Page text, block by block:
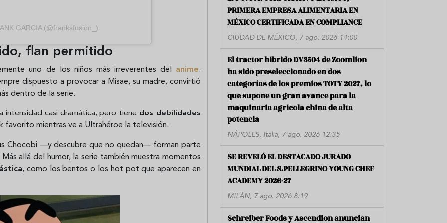
GARCIA (@franksfusion_)
flan permitido
uno de los niños más irreverentes del anime.
dispuesto a provocar a Misae, su madre, convirtió
dentro de la serie.
intensidad casi dramática, pero tiene dos debilidades
favorito mientras ve a Ultrahéroe la televisión.
Chocobi —y descubre que no quedan— forman parte
allá del humor, la serie también muestra momentos
, como los bentos o los hot pot que aparecen en
PRIMERA EMPRESA ALIMENTARIA EN
MÉXICO CERTIFICADA EN COMPLIANCE
CIUDAD DE MÉXICO, 7 ago. 2026 14:00
El tractor híbrido DV3504 de Zoomlion
ha sido preseleccionado en dos
categorías de los premios TOTY 2027, lo
que supone un gran avance para la
maquinaria agrícola china de alta
potencia
NÁPOLES, Italia, 7 ago. 2026 12:35
SE REVELÓ EL DESTACADO JURADO
MUNDIAL DEL S.PELLEGRINO YOUNG CHEF
ACADEMY 2026-27
MILÁN, 7 ago. 2026 8:19
Schreiber Foods y Ascendion anuncian